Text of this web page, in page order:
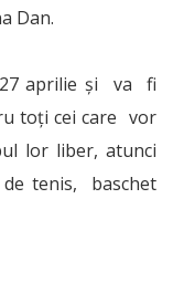
Dan.
aprilie și va fi
toți cei care vor
lor liber, atunci
tenis, baschet